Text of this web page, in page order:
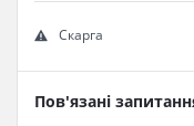
Скарга
Пов'язані